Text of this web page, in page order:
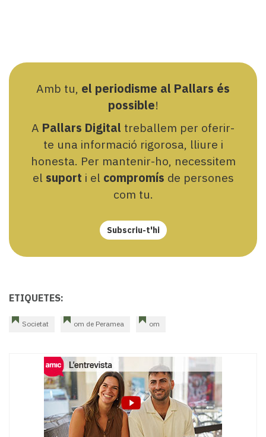
Amb tu, el periodisme al Pallars és
possible!
A Pallars Digital treballem per oferir-
te una informació rigorosa, lliure i
honesta. Per mantenir-ho, necessitem
el suport i el compromís de persones
com tu.
Subscriu-t'hi
ETIQUETES:
Societat om de Peramea om